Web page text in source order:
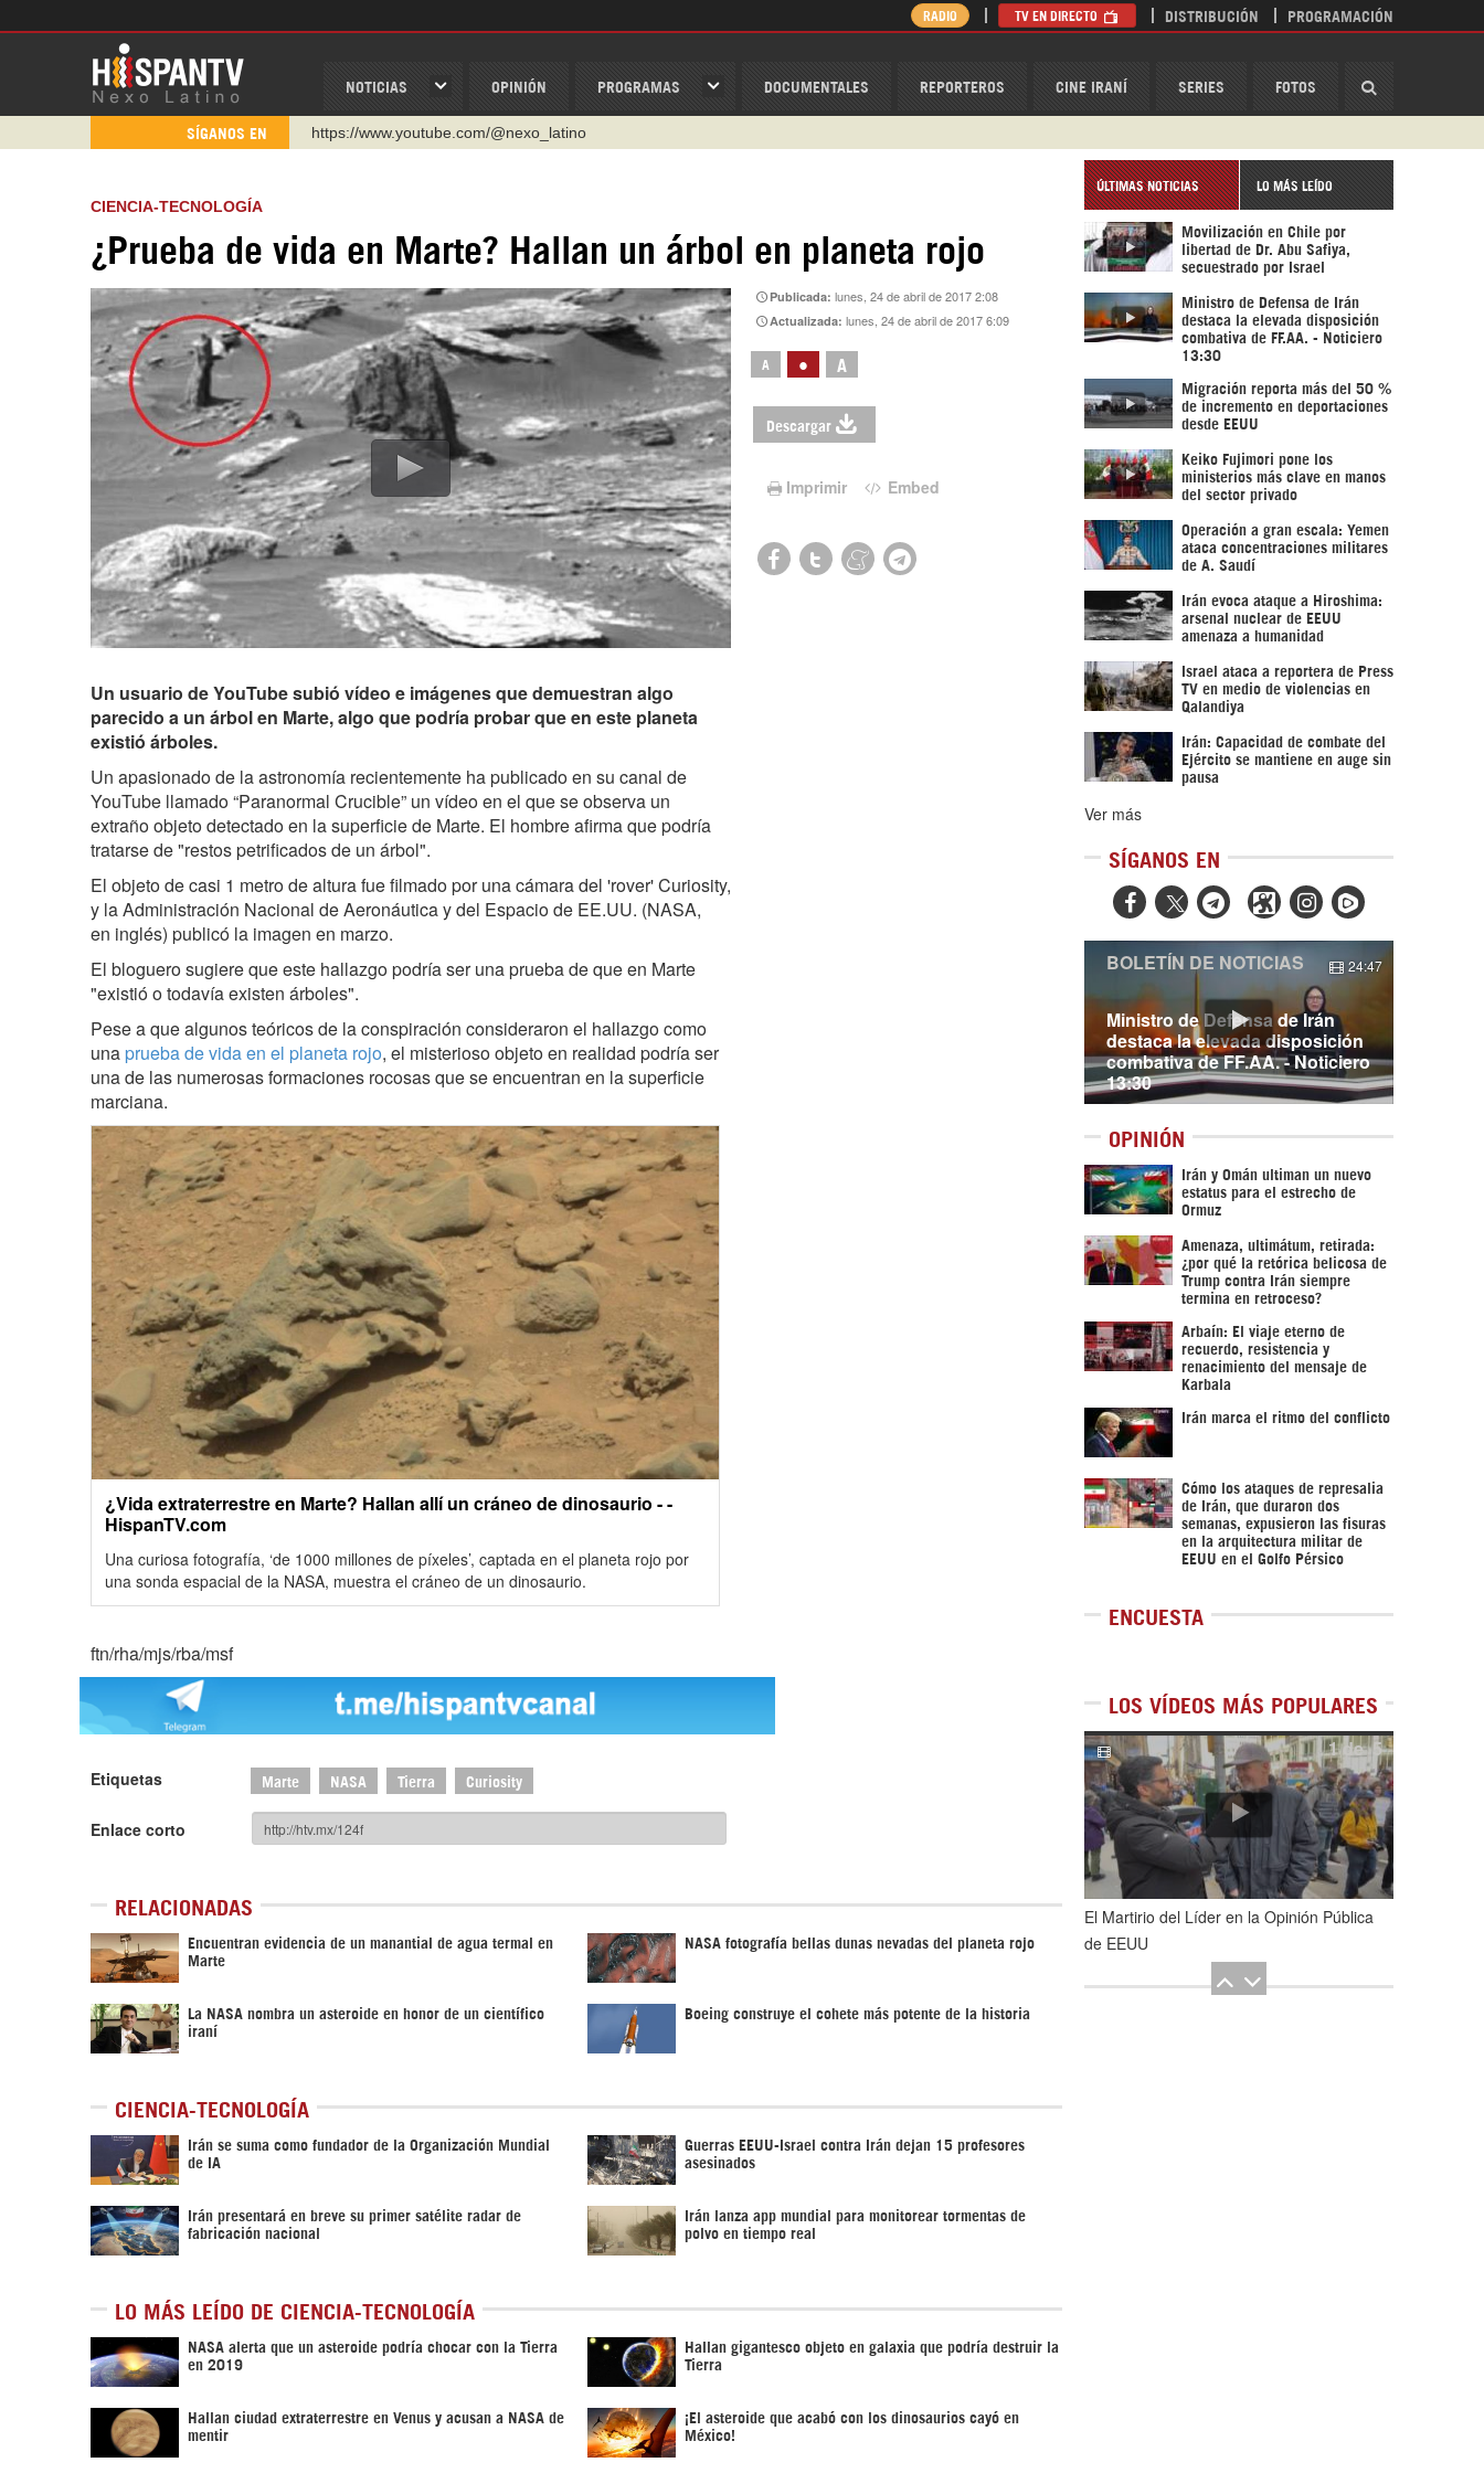
NOTICIAS OPINIÓN PROGRAMAS DOCUMENTALES REPORTEROS CINE IRANÍ SERIES FOTOS
RADIO TV EN DIRECTO DISTRIBUCIÓN PROGRAMACIÓN
SÍGANOS EN
https://www.youtube.com/@nexo_latino
WhatsApp y Viber: +98 921 79 29 404
Instagram como: hispan_tv
https://www.facebook.com/Nexolatino.Canal
CIENCIA-TECNOLOGÍA
¿Prueba de vida en Marte? Hallan un árbol en planeta rojo
Publicada:lunes, 24 de abril de 2017 2:08
Actualizada:lunes, 24 de abril de 2017 6:09
A • A
Descargar
Imprimir Embed
Un usuario de YouTube subió vídeo e imágenes que demuestran algo
parecido a un árbol en Marte, algo que podría probar que en este planeta
existió árboles.
Un apasionado de la astronomía recientemente ha publicado en su canal de
YouTube llamado “Paranormal Crucible” un vídeo en el que se observa un
extraño objeto detectado en la superficie de Marte. El hombre afirma que podría
tratarse de "restos petrificados de un árbol".
El objeto de casi 1 metro de altura fue filmado por una cámara del 'rover' Curiosity,
y la Administración Nacional de Aeronáutica y del Espacio de EE.UU. (NASA,
en inglés) publicó la imagen en marzo.
El bloguero sugiere que este hallazgo podría ser una prueba de que en Marte
"existió o todavía existen árboles".
Pese a que algunos teóricos de la conspiración consideraron el hallazgo como
una prueba de vida en el planeta rojo, el misterioso objeto en realidad podría ser
una de las numerosas formaciones rocosas que se encuentran en la superficie
marciana.
¿Vida extraterrestre en Marte? Hallan allí un cráneo de dinosaurio - -
HispanTV.com
Una curiosa fotografía, ‘de 1000 millones de píxeles’, captada en el planeta rojo por
una sonda espacial de la NASA, muestra el cráneo de un dinosaurio.
ftn/rha/mjs/rba/msf
Etiquetas Marte NASA Tierra Curiosity
Enlace corto
RELACIONADAS
Encuentran evidencia de un manantial de agua termal en
Marte
NASA fotografía bellas dunas nevadas del planeta rojo
La NASA nombra un asteroide en honor de un científico
iraní
Boeing construye el cohete más potente de la historia
CIENCIA-TECNOLOGÍA
Irán se suma como fundador de la Organización Mundial
de IA
Guerras EEUU-Israel contra Irán dejan 15 profesores
asesinados
Irán presentará en breve su primer satélite radar de
fabricación nacional
Irán lanza app mundial para monitorear tormentas de
polvo en tiempo real
LO MÁS LEÍDO DE CIENCIA-TECNOLOGÍA
NASA alerta que un asteroide podría chocar con la Tierra
en 2019
Hallan gigantesco objeto en galaxia que podría destruir la
Tierra
Hallan ciudad extraterrestre en Venus y acusan a NASA de
mentir
¡El asteroide que acabó con los dinosaurios cayó en
México!
ÚLTIMAS NOTICIAS LO MÁS LEÍDO
Movilización en Chile por
libertad de Dr. Abu Safiya,
secuestrado por Israel
Ministro de Defensa de Irán
destaca la elevada disposición
combativa de FF.AA. - Noticiero
13:30
Migración reporta más del 50 %
de incremento en deportaciones
desde EEUU
Keiko Fujimori pone los
ministerios más clave en manos
del sector privado
Operación a gran escala: Yemen
ataca concentraciones militares
de A. Saudí
Irán evoca ataque a Hiroshima:
arsenal nuclear de EEUU
amenaza a humanidad
Israel ataca a reportera de Press
TV en medio de violencias en
Qalandiya
Irán: Capacidad de combate del
Ejército se mantiene en auge sin
pausa
Ver más
SÍGANOS EN
  
Ministro de Defensa de Irán
destaca la elevada disposición
combativa de FF.AA. - Noticiero
13:30
BOLETÍN DE NOTICIAS 24:47
OPINIÓN
Irán y Omán ultiman un nuevo
estatus para el estrecho de
Ormuz
Amenaza, ultimátum, retirada:
¿por qué la retórica belicosa de
Trump contra Irán siempre
termina en retroceso?
Arbaín: El viaje eterno de
recuerdo, resistencia y
renacimiento del mensaje de
Karbala
Irán marca el ritmo del conflicto
Cómo los ataques de represalia
de Irán, que duraron dos
semanas, expusieron las fisuras
en la arquitectura militar de
EEUU en el Golfo Pérsico
ENCUESTA
LOS VÍDEOS MÁS POPULARES
1de5
El Martirio del Líder en la Opinión Pública
de EEUU